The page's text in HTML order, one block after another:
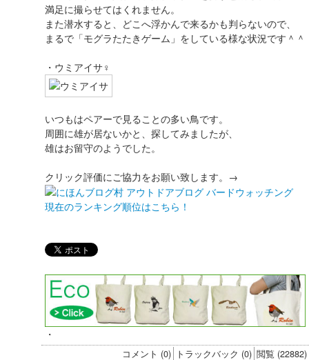
満足に撮らせてはくれません。
また潜水すると、どこへ浮かんで来るかも判らないので、
まるで「モグラたたきゲーム」をしている様な状況です＾＾
・ウミアイサ♀
いつもはペアーで見ることの多い鳥です。
周囲に雄が居ないかと、探してみましたが、
雄はお留守のようでした。
クリック評価にご協力をお願い致します。→
現在のランキング順位はこちら！
・
コメント (0) トラックバック (0) 閲覧 (22882)